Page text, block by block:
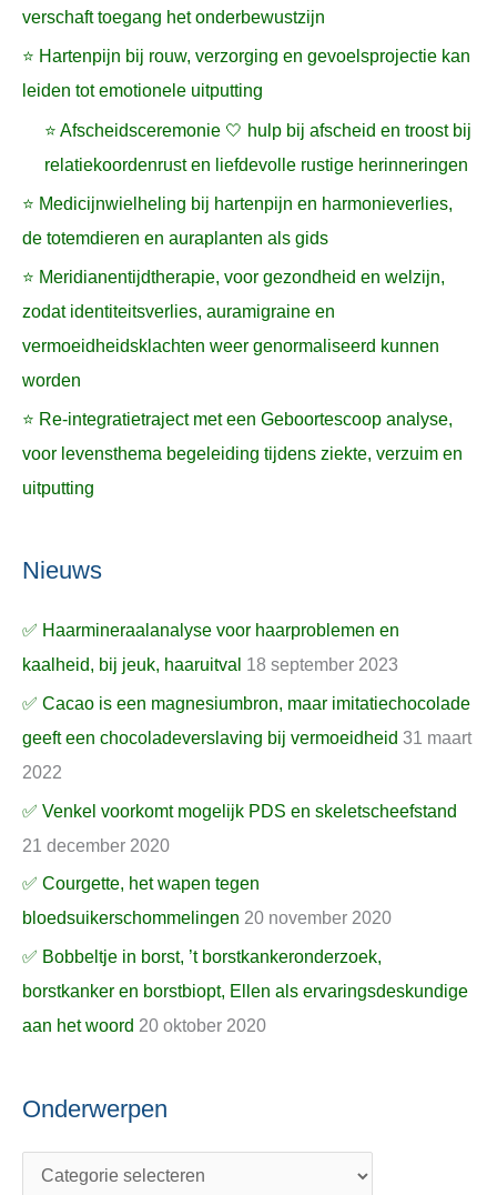
verschaft toegang het onderbewustzijn
⭐ Hartenpijn bij rouw, verzorging en gevoelsprojectie kan
leiden tot emotionele uitputting
⭐ Afscheidsceremonie 🤍 hulp bij afscheid en troost bij
relatiekoordenrust en liefdevolle rustige herinneringen
⭐ Medicijnwielheling bij hartenpijn en harmonieverlies,
de totemdieren en auraplanten als gids
⭐ Meridianentijdtherapie, voor gezondheid en welzijn,
zodat identiteitsverlies, auramigraine en
vermoeidheidsklachten weer genormaliseerd kunnen
worden
⭐ Re-integratietraject met een Geboortescoop analyse,
voor levensthema begeleiding tijdens ziekte, verzuim en
uitputting
Nieuws
✅ Haarmineraalanalyse voor haarproblemen en
kaalheid, bij jeuk, haaruitval 18 september 2023
✅ Cacao is een magnesiumbron, maar imitatiechocolade
geeft een chocoladeverslaving bij vermoeidheid 31 maart
2022
✅ Venkel voorkomt mogelijk PDS en skeletscheefstand
21 december 2020
✅ Courgette, het wapen tegen
bloedsuikerschommelingen 20 november 2020
✅ Bobbeltje in borst, ’t borstkankeronderzoek,
borstkanker en borstbiopt, Ellen als ervaringsdeskundige
aan het woord 20 oktober 2020
Onderwerpen